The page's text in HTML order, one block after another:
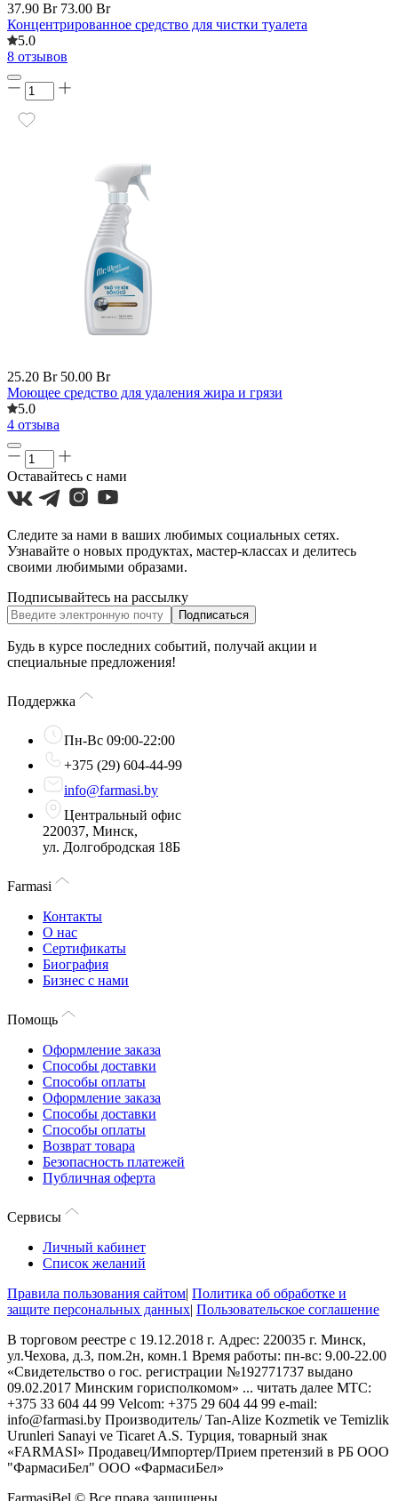
37.90 Br 73.00 Br
Концентрированное средство для чистки туалета
5.0
8 отзывов
25.20 Br 50.00 Br
Моющее средство для удаления жира и грязи
5.0
4 отзыва
Оставайтесь с нами
Следите за нами в ваших любимых социальных сетях.
Узнавайте о новых продуктах, мастер-классах и делитесь
своими любимыми образами.
Подписывайтесь на рассылку
Подписаться
Будь в курсе последних событий, получай акции и
специальные предложения!
Поддержка
Пн-Вс 09:00-22:00
+375 (29) 604-44-99
info@farmasi.by
Центральный офис
220037, Минск,
ул. Долгобродская 18Б
Farmasi
Контакты
О нас
Сертификаты
Биография
Бизнес с нами
Помощь
Оформление заказа
Способы доставки
Способы оплаты
Оформление заказа
Способы доставки
Способы оплаты
Возврат товара
Безопасность платежей
Публичная оферта
Сервисы
Личный кабинет
Список желаний
Правила пользования сайтом| Политика об обработке и
защите персональных данных| Пользовательское соглашение
В торговом реестре с 19.12.2018 г. Адрес: 220035 г. Минск,
ул.Чехова, д.3, пом.2н, комн.1 Время работы: пн-вс: 9.00-22.00
«Свидетельство о гос. регистрации №192771737 выдано
09.02.2017 Минским горисполкомом» ... читать далее МТС:
+375 33 604 44 99 Velcom: +375 29 604 44 99 e-mail:
info@farmasi.by Производитель/ Tan-Alize Kozmetik ve Temizlik
Urunleri Sanayi ve Ticaret A.S. Турция, товарный знак
«FARMASI» Продавец/Импортер/Прием претензий в РБ ООО
"ФармасиБел" ООО «ФармасиБел»
FarmasiBel © Все права защищены.